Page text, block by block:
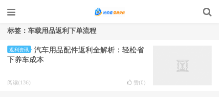
标签：车载用品返利下单流程
返利资讯
汽车用品配件返利全解析：轻松省
下养车成本
阅读(136) 赞(0)